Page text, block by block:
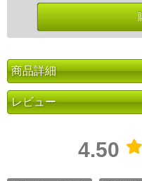
商品詳細
レビュー
4.50